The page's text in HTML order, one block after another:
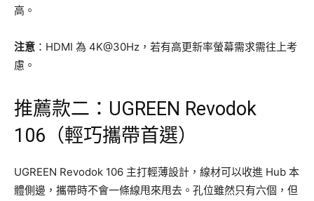
高。
注意 ：HDMI 為 4K@30Hz，若有高更新率螢幕需求需往上考
慮。
推薦款二：UGREEN Revodok
106（輕巧攜帶首選）
UGREEN Revodok 106 主打輕薄設計，線材可以收進 Hub 本
體側邊，攜帶時不會一條線甩來甩去。孔位雖然只有六個，但